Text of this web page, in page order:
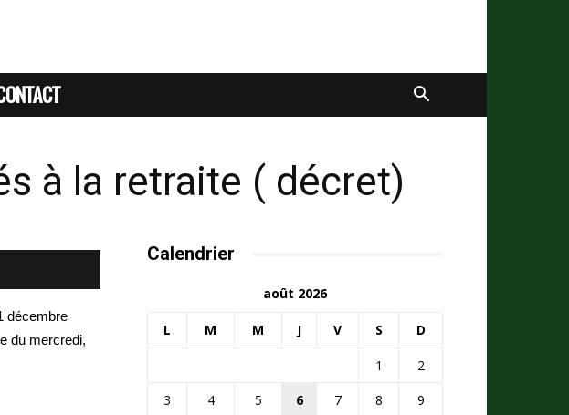
à la retraite ( décret)
décembre
du mercredi,
Calendrier
août 2026
L M M J V S D
1
2
3
4 5 6 7 8
9